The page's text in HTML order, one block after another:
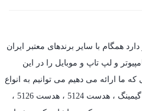
همگام با سایر برندهای معتبر ایران
و لپ تاپ و موبایل را در این
ما ارائه می دهیم می توانیم به انواع
، هدست 5124 ، هدست 5126 ،